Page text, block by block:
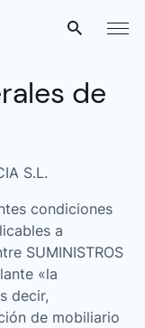
Menú
de
S.L.
condiciones
a
SUMINISTROS
«la
decir,
de mobiliario